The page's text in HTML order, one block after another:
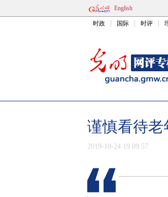
English
时政 国际 时评
谨慎看待老
2019-10-24 19:09:57